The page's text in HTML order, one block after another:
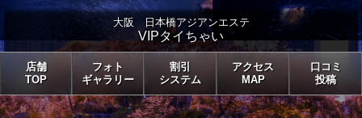
大阪 日本橋アジアンエステ
VIPタイちゃい
店舗
TOP
フォト
ギャラリー
割引
システム
アクセス
MAP
口コミ
投稿